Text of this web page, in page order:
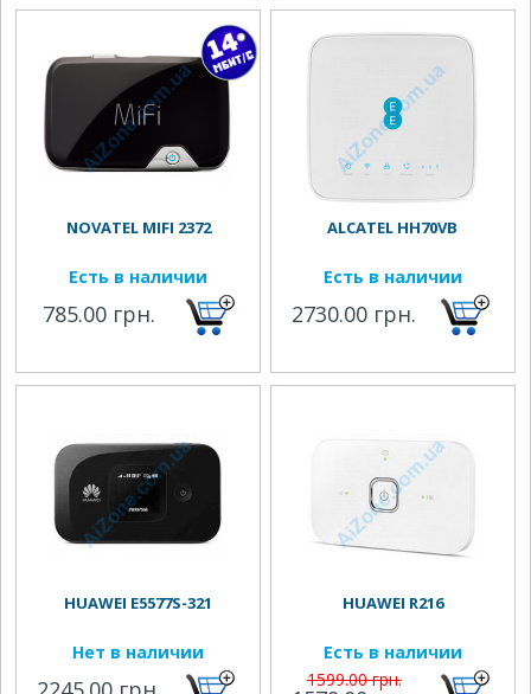
NOVATEL MIFI 2372
Есть в наличии
785.00 грн.
ALCATEL HH70VB
Есть в наличии
2730.00 грн.
HUAWEI E5577S-321
Нет в наличии
HUAWEI R216
Есть в наличии
1599.00 грн.